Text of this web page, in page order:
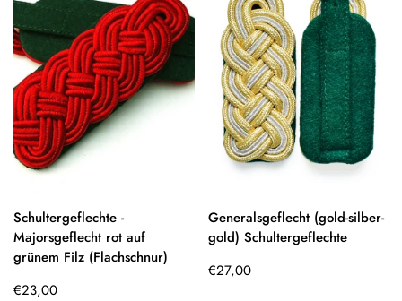
Schultergeflechte -
Majorsgeflecht rot auf
grünem Filz (Flachschnur)
Regulärer
€23,00
Generalsgeflecht (gold-silber-
gold) Schultergeflechte
Regulärer
€27,00